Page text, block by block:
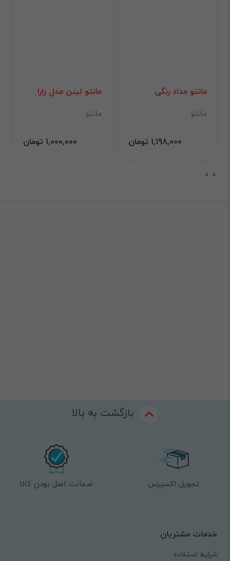
مانتو مداد رنگی
مانتو
1,198,000 تومان
مانتو لینن مدل زارا
مانتو
1,000,000 تومان
بازگشت به بالا
تحویل اکسپرس ضمانت اصل بودن کالا
خدمات مشتریان
شرایط استفاده